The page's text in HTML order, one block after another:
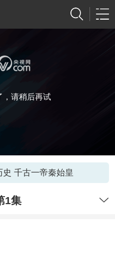
，请稍后再试
史 千古一帝秦始皇
1集